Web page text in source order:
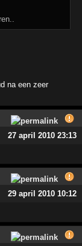
na een zeer
27 april 2010 23:13
29 april 2010 10:12